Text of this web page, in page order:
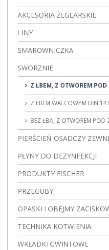
AKCESORIA ŻEGLARSKIE
LINY
SMAROWNICZKA
SWORZNIE
Z ŁBEM, Z OTWOREM
Z ŁBEM WALCOWYM DIN
BEZ ŁBA, Z OTWOREM POD
PIERŚCIEŃ OSADCZY
PŁYNY DO DEZYNFEKCJI
PRODUKTY FISCHER
PRZEGUBY
OPASKI I OBEJMY
TECHNIKA KOTWIENIA
WKŁADKI GWINTOWE